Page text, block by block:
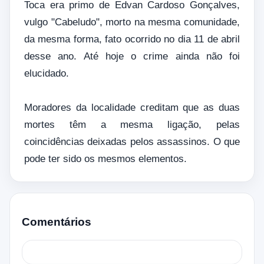
Toca era primo de Edvan Cardoso Gonçalves,
vulgo "Cabeludo", morto na mesma comunidade,
da mesma forma, fato ocorrido no dia 11 de abril
desse ano. Até hoje o crime ainda não foi
elucidado.
Moradores da localidade creditam que as duas
mortes têm a mesma ligação, pelas
coincidências deixadas pelos assassinos. O que
pode ter sido os mesmos elementos.
Comentários